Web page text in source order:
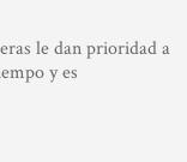
le dan prioridad a
y es